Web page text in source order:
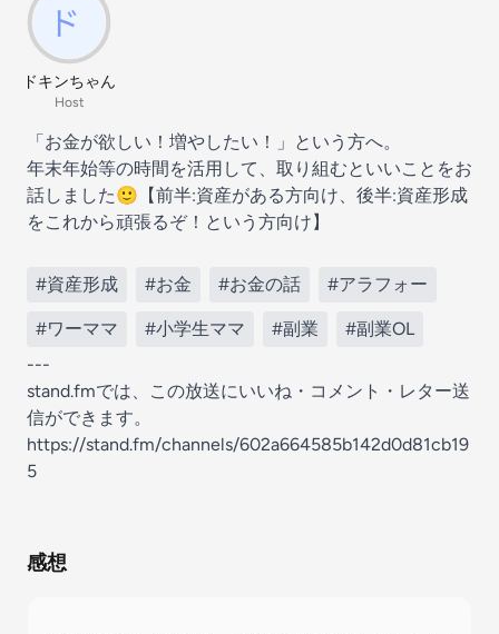
ドキンちゃん
Host
「お金が欲しい！増やしたい！」という方へ。
年末年始等の時間を活用して、取り組むといいことをお
話しました🙂【前半:資産がある方向け、後半:資産形成
をこれから頑張るぞ！という方向け】
#資産形成 #お金 #お金の話 #アラフォー
#ワーママ #小学生ママ #副業
#副業OL
---
stand.fmでは、この放送にいいね・コメント・レター送
信ができます。
https://stand.fm/channels/602a664585b142d0d81cb19
5
感想